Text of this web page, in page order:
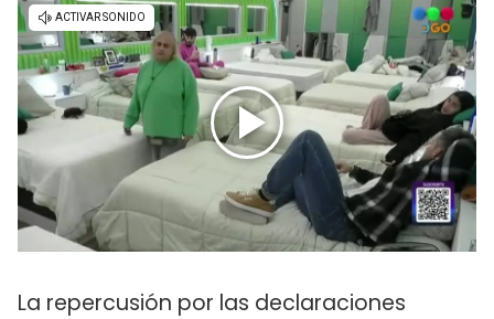
La repercusión por las declaraciones